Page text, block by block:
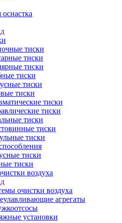
тиски
тиски
тиски
тиски
тиски
тиски
тиски
тиски
тиски
тиски
тиски
тиски
тиски
воздуха
очистки воздуха
агрегаты
установки